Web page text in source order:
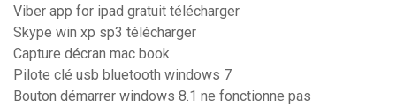
Viber app for ipad gratuit télécharger
Skype win xp sp3 télécharger
Capture décran mac book
Pilote clé usb bluetooth windows 7
Bouton démarrer windows 8.1 ne fonctionne pas